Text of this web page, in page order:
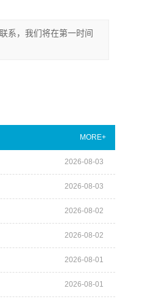
系，我们将在第一时间
MORE+
2026-08-03
2026-08-03
2026-08-02
2026-08-02
2026-08-01
2026-08-01